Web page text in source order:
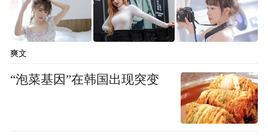
断，影院化身埃坦尼亚星球，1:1还原的辉克
堡主题装置让大家纷纷打卡，沉浸式感受童
年经典的魅力。现场还有希曼与骷髅王coser
还原经典表情包梗图，并和观众互动拍照。
还有粉丝和希曼一起举剑摆出变身动作，走
对抗路比起肌肉，让全场氛围达到高潮。玩
爽文
“泡菜基因”在韩国出现突变